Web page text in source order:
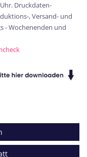
Druckdaten-
, Versand- und
- Wochenenden und